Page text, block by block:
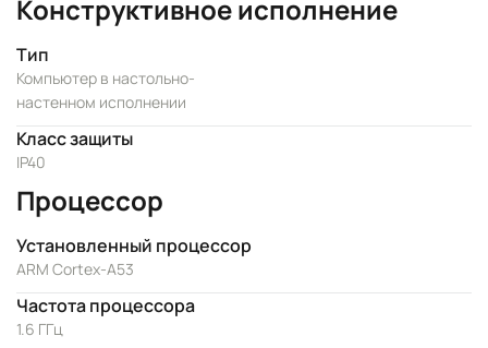
Конструктивное исполнение
Тип
Компьютер в настольно-
настенном исполнении
Класс защиты
IP40
Процессор
Установленный процессор
ARM Cortex-A53
Частота процессора
1.6 ГГц